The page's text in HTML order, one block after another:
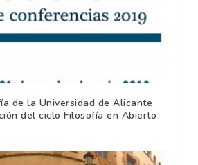
de la Universidad de Alicante
del ciclo Filosofía en Abierto